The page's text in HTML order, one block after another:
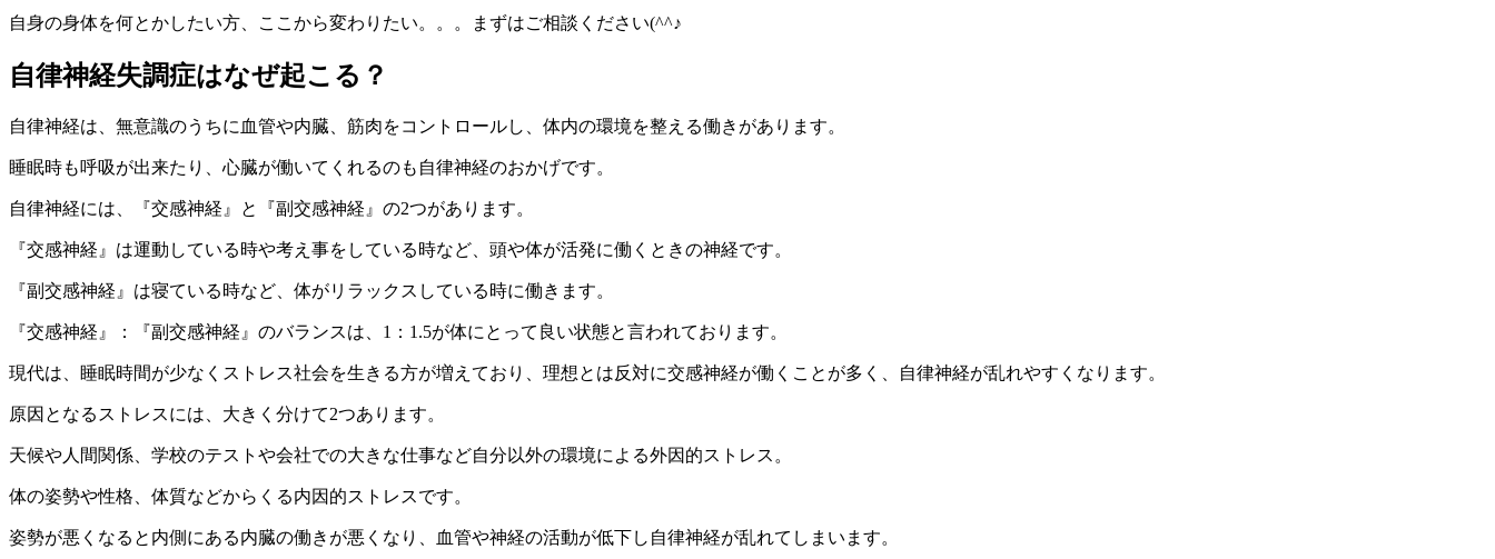
自身の身体を何とかしたい方、ここから変わりたい。。。まずはご相談ください(^^♪
自律神経失調症はなぜ起こる？
自律神経は、無意識のうちに血管や内臓、筋肉をコントロールし、体内の環境を整える働きがあります。
睡眠時も呼吸が出来たり、心臓が働いてくれるのも自律神経のおかげです。
自律神経には、『交感神経』と『副交感神経』の2つがあります。
『交感神経』は運動している時や考え事をしている時など、頭や体が活発に働くときの神経です。
『副交感神経』は寝ている時など、体がリラックスしている時に働きます。
『交感神経』：『副交感神経』のバランスは、1：1.5が体にとって良い状態と言われております。
現代は、睡眠時間が少なくストレス社会を生きる方が増えており、理想とは反対に交感神経が働くことが多く、自律神経が乱れやすくなります。
原因となるストレスには、大きく分けて2つあります。
天候や人間関係、学校のテストや会社での大きな仕事など自分以外の環境による外因的ストレス。
体の姿勢や性格、体質などからくる内因的ストレスです。
姿勢が悪くなると内側にある内臓の働きが悪くなり、血管や神経の活動が低下し自律神経が乱れてしまいます。